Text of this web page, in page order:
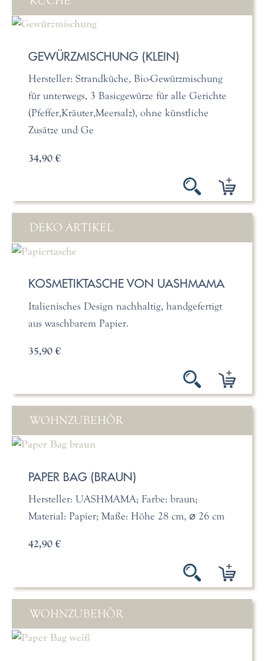
GEWÜRZMISCHUNG (KLEIN)
Hersteller: Strandküche, Bio-Gewürzmischung
für unterwegs, 3 Basicgewürze für alle Gerichte
(Pfeffer,Kräuter,Meersalz), ohne künstliche
Zusätze und Ge
34,90 €
DEKO ARTIKEL
KOSMETIKTASCHE VON UASHMAMA
Italienisches Design nachhaltig, handgefertigt
aus waschbarem Papier.
35,90 €
WOHNZUBEHÖR
PAPER BAG (BRAUN)
Hersteller: UASHMAMA; Farbe: braun;
Material: Papier; Maße: Höhe 28 cm, ⌀ 26 cm
42,90 €
WOHNZUBEHÖR